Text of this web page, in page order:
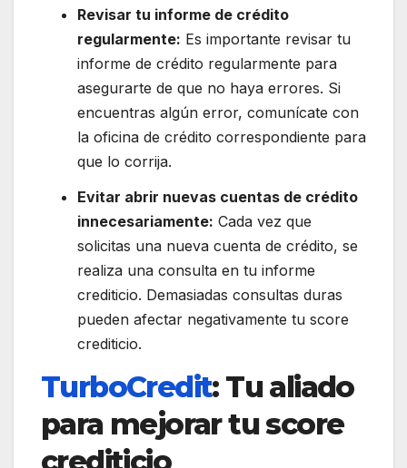
Revisar tu informe de crédito
regularmente: Es importante revisar tu
informe de crédito regularmente para
asegurarte de que no haya errores. Si
encuentras algún error, comunícate con
la oficina de crédito correspondiente para
que lo corrija.
Evitar abrir nuevas cuentas de crédito
innecesariamente: Cada vez que
solicitas una nueva cuenta de crédito, se
realiza una consulta en tu informe
crediticio. Demasiadas consultas duras
pueden afectar negativamente tu score
crediticio.
TurboCredit: Tu aliado
para mejorar tu score